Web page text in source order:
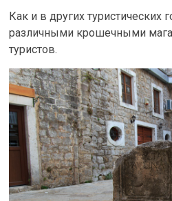
Как и в других туристических
различными крошечными
туристов.